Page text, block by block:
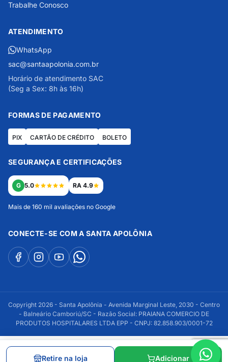
Trabalhe Conosco
ATENDIMENTO
WhatsApp
sac@santaapolonia.com.br
Horário de atendimento SAC
(Seg a Sex: 8h às 16h)
FORMAS DE PAGAMENTO
PIX CARTÃO DE CRÉDITO BOLETO
SEGURANÇA E CERTIFICAÇÕES
G 5.0 RA 4.9
Mais de 160 mil avaliações no Google
CONECTE-SE COM A SANTA APOLÔNIA
Copyright 2026 - Santa Apolônia - Avenida Marginal Leste, 2030 - Centro
- Balneário Camboriú/SC - Razão Social: PRAIANA COMERCIO DE
PRODUTOS HOSPITALARES LTDA EPP - CNPJ: 82.858.903/0001-72
Retire na loja Adicionar